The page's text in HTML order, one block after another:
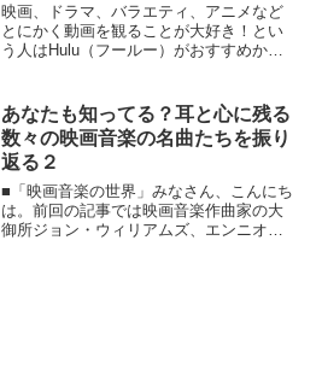
映画、ドラマ、バラエティ、アニメなど
とにかく動画を観ることが大好き！とい
う人はHulu（フールー）がおすすめかも
また、最新の映画もいち早く視聴できた
り、Huluでし...
あなたも知ってる？耳と心に残る
数々の映画音楽の名曲たちを振り
返る２
■「映画音楽の世界」みなさん、こんにち
は。前回の記事では映画音楽作曲家の大
御所ジョン・ウィリアムズ、エンニオ・